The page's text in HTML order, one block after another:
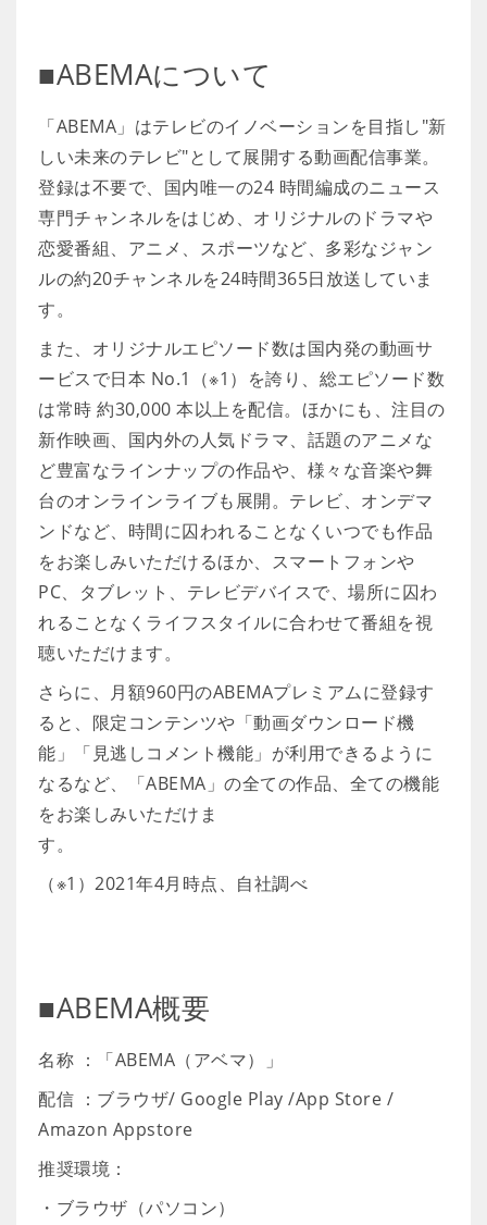
■ABEMAについて
「ABEMA」はテレビのイノベーションを目指し"新
しい未来のテレビ"として展開する動画配信事業。
登録は不要で、国内唯一の24 時間編成のニュース
専門チャンネルをはじめ、オリジナルのドラマや
恋愛番組、アニメ、スポーツなど、多彩なジャン
ルの約20チャンネルを24時間365日放送していま
す。
また、オリジナルエピソード数は国内発の動画サ
ービスで日本 No.1（※1）を誇り、総エピソード数
は常時 約30,000 本以上を配信。ほかにも、注目の
新作映画、国内外の人気ドラマ、話題のアニメな
ど豊富なラインナップの作品や、様々な音楽や舞
台のオンラインライブも展開。テレビ、オンデマ
ンドなど、時間に囚われることなくいつでも作品
をお楽しみいただけるほか、スマートフォンや
PC、タブレット、テレビデバイスで、場所に囚わ
れることなくライフスタイルに合わせて番組を視
聴いただけます。
さらに、月額960円のABEMAプレミアムに登録す
ると、限定コンテンツや「動画ダウンロード機
能」「見逃しコメント機能」が利用できるように
なるなど、「ABEMA」の全ての作品、全ての機能
をお楽しみいただけま
す。
（※1）2021年4月時点、自社調べ
■ABEMA概要
名称 ：「ABEMA（アベマ）」
配信 ：ブラウザ/ Google Play /App Store /
Amazon Appstore
推奨環境：
・ブラウザ（パソコン）